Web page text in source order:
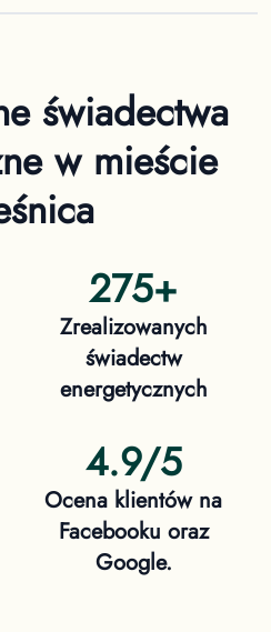
świadectwa
w mieście
275+
Zrealizowanych
świadectw
energetycznych
4.9/5
Ocena klientów na
Facebooku oraz
Google.